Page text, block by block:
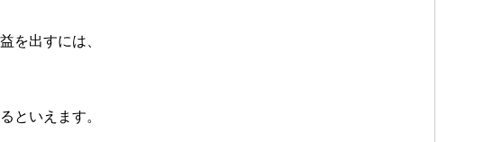
を出すには、
といえます。